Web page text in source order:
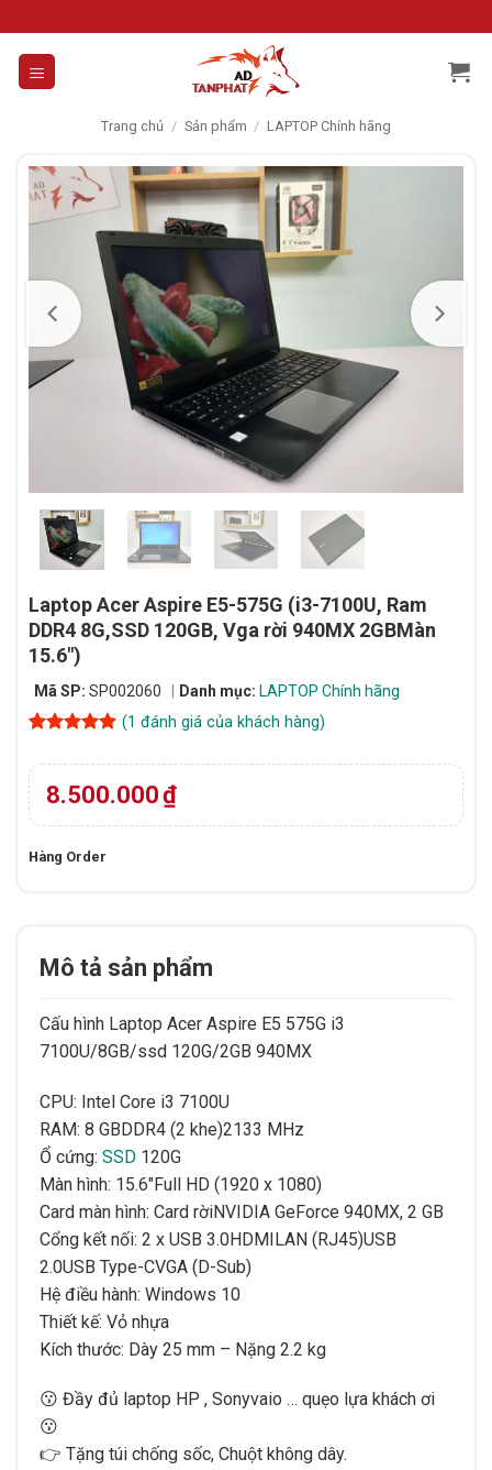
to
content
Trang chủ / Sản phẩm / LAPTOP Chính hãng
Laptop Acer Aspire E5-575G (i3-7100U, Ram
DDR4 8G,SSD 120GB, Vga rời 940MX 2GBMàn
15.6″)
Mã SP: SP002060 Danh mục: LAPTOP Chính hãng
dựa trên
đánh giá
(1 đánh giá của khách hàng)
8.500.000₫
Hàng Order
Mô tả sản phẩm
Cấu hình Laptop Acer Aspire E5 575G i3
7100U/8GB/ssd 120G/2GB 940MX
CPU: Intel Core i3 7100U
RAM: 8 GBDDR4 (2 khe)2133 MHz
Ổ cứng: SSD 120G
Màn hình: 15.6″Full HD (1920 x 1080)
Card màn hình: Card rờiNVIDIA GeForce 940MX, 2 GB
Cổng kết nối: 2 x USB 3.0HDMILAN (RJ45)USB
2.0USB Type-CVGA (D-Sub)
Hệ điều hành: Windows 10
Thiết kế: Vỏ nhựa
Kích thước: Dày 25 mm – Nặng 2.2 kg
😗 Đầy đủ laptop HP , Sonyvaio … quẹo lựa khách ơi
😗
👉 Tặng túi chống sốc, Chuột không dây.